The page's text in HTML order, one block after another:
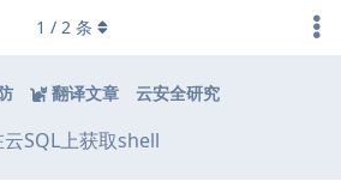
翻译文章 云安全研究
云SQL上获取shell
1 / 2 条